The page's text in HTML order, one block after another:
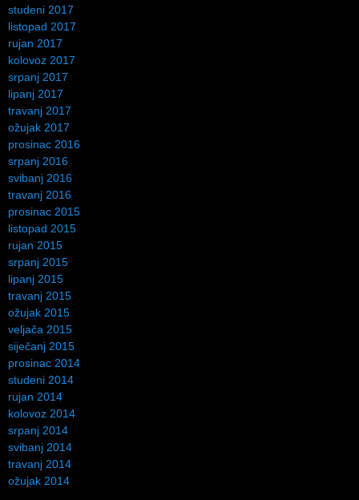
studeni 2017
listopad 2017
rujan 2017
kolovoz 2017
srpanj 2017
lipanj 2017
travanj 2017
ožujak 2017
prosinac 2016
srpanj 2016
svibanj 2016
travanj 2016
prosinac 2015
listopad 2015
rujan 2015
srpanj 2015
lipanj 2015
travanj 2015
ožujak 2015
veljača 2015
siječanj 2015
prosinac 2014
studeni 2014
rujan 2014
kolovoz 2014
srpanj 2014
svibanj 2014
travanj 2014
ožujak 2014